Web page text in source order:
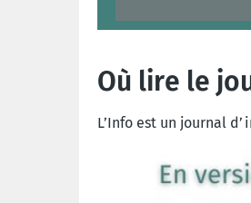
Où lire le
L’Info est un journal